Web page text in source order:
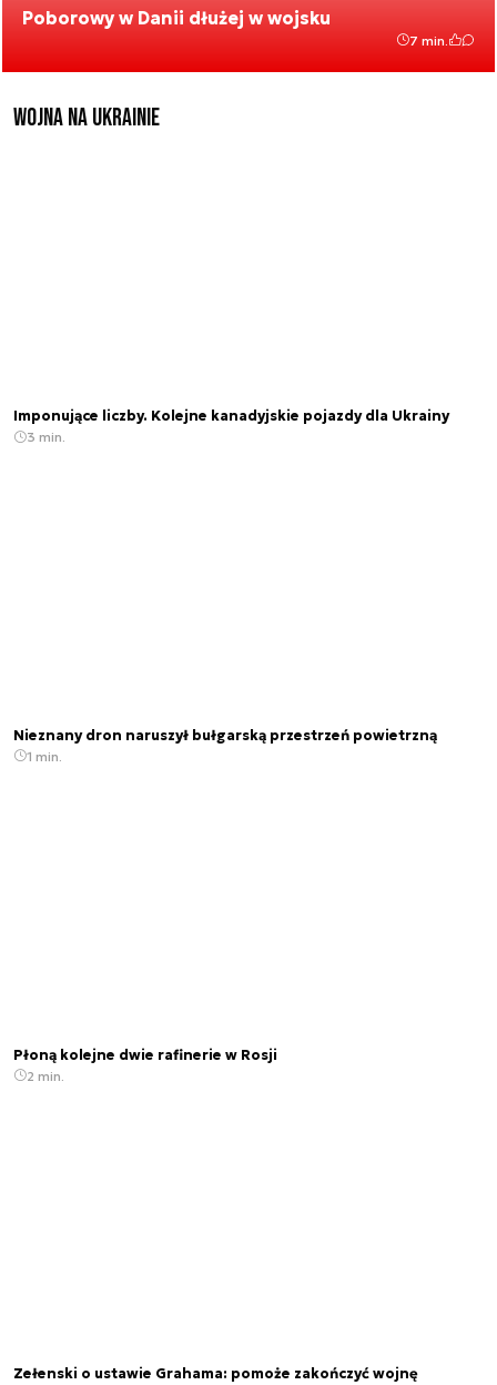
Poborowy w Danii dłużej w wojsku
7 min.
Wojna na Ukrainie
Imponujące liczby. Kolejne kanadyjskie pojazdy dla Ukrainy
3 min.
Nieznany dron naruszył bułgarską przestrzeń powietrzną
1 min.
Płoną kolejne dwie rafinerie w Rosji
2 min.
Zełenski o ustawie Grahama: pomoże zakończyć wojnę